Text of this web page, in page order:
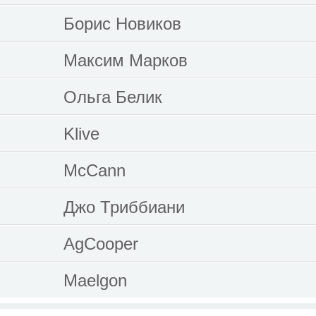
Борис Новиков
Максим Марков
Ольга Белик
Klive
McCann
Джо Триббиани
AgCooper
Maelgon